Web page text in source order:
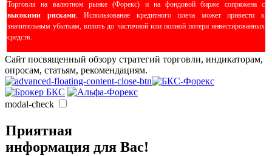
Торговля на валютном рынке (Форекс) и на фондовой бирже сопряжена с
высокими рисками. Использование кредитного плеча может привести к
значительным убыткам, вплоть до частичной или полной потери инвестированных
средств.
Сайт посвященный обзору стратегий торговли, индикаторам,
опросам, статьям, рекомендациям.
modal-check
Приятная
информация для Вас!